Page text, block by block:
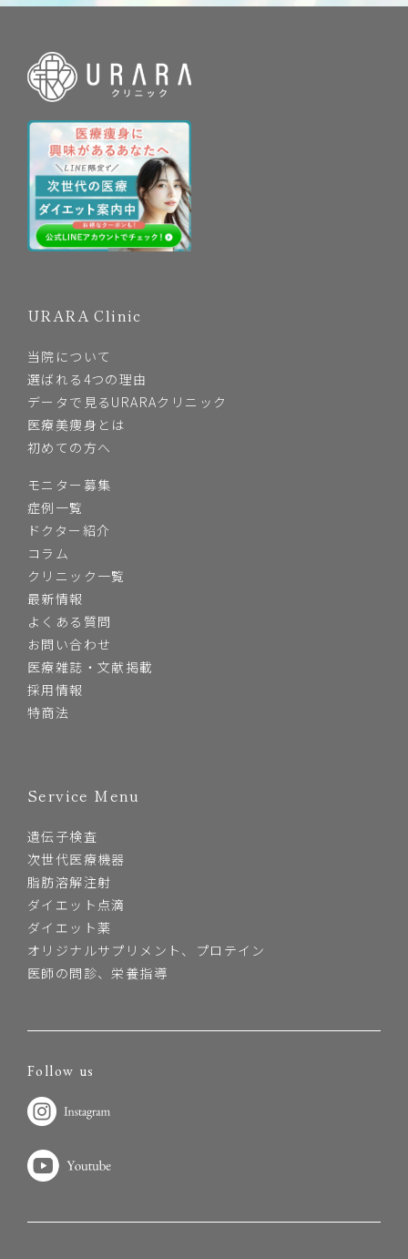
URARA Clinic
当院について
選ばれる4つの理由
データで見るURARAクリニック
医療美痩身とは
初めての方へ
モニター募集
症例一覧
ドクター紹介
コラム
クリニック一覧
最新情報
よくある質問
お問い合わせ
医療雑誌・文献掲載
採用情報
特商法
Service Menu
遺伝子検査
次世代医療機器
脂肪溶解注射
ダイエット点滴
ダイエット薬
オリジナルサプリメント、プロテイン
医師の問診、栄養指導
Follow us